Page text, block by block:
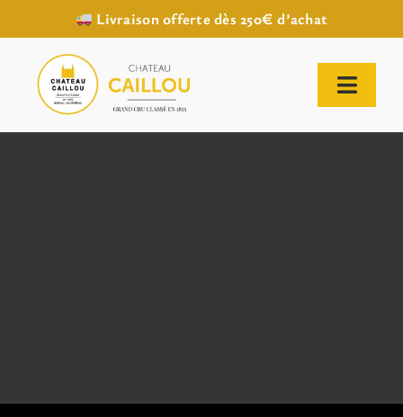
Livraison offerte dès 250€ d’achat
contenu